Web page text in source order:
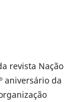
revista Nação
aniversário da